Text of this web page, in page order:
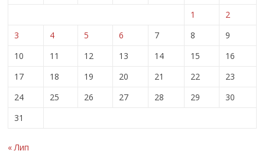
1
2
3
4 5 6 7 8
9
10
11 12 13 14 15
16
17
18 19 20 21 22
23
24
25 26 27 28 29
30
31
« Лип